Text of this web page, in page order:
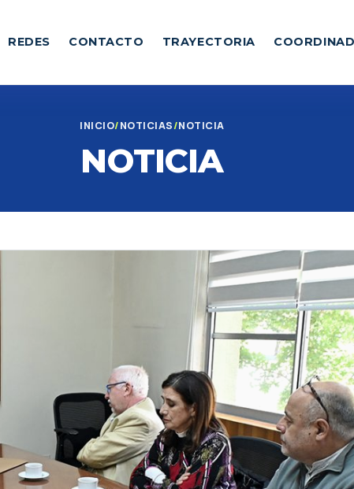
REDES CONTACTO TRAYECTORIA
INICIO NOTICIAS NOTICIA
NOTICIA